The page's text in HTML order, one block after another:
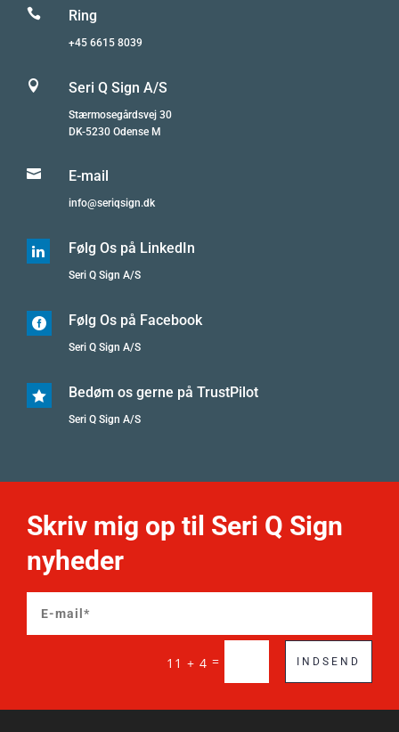
 Ring
+45 6615 8039
 Seri Q Sign A/S
Stærmosegårdsvej 30
DK-5230 Odense M
 E-mail
info@seriqsign.dk
 Følg Os på LinkedIn
Seri Q Sign A/S
 Følg Os på Facebook
Seri Q Sign A/S
 Bedøm os gerne på TrustPilot
Seri Q Sign A/S
Skriv mig op til Seri Q Sign
nyheder
11 + 4 = INDSEND